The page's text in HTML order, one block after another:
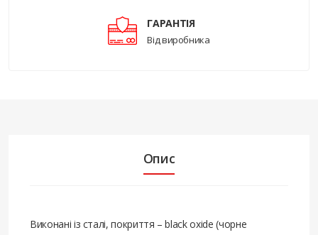
ГАРАНТІЯ
Від виробника
Опис
Виконані із сталі, покриття – black oxide (чорне